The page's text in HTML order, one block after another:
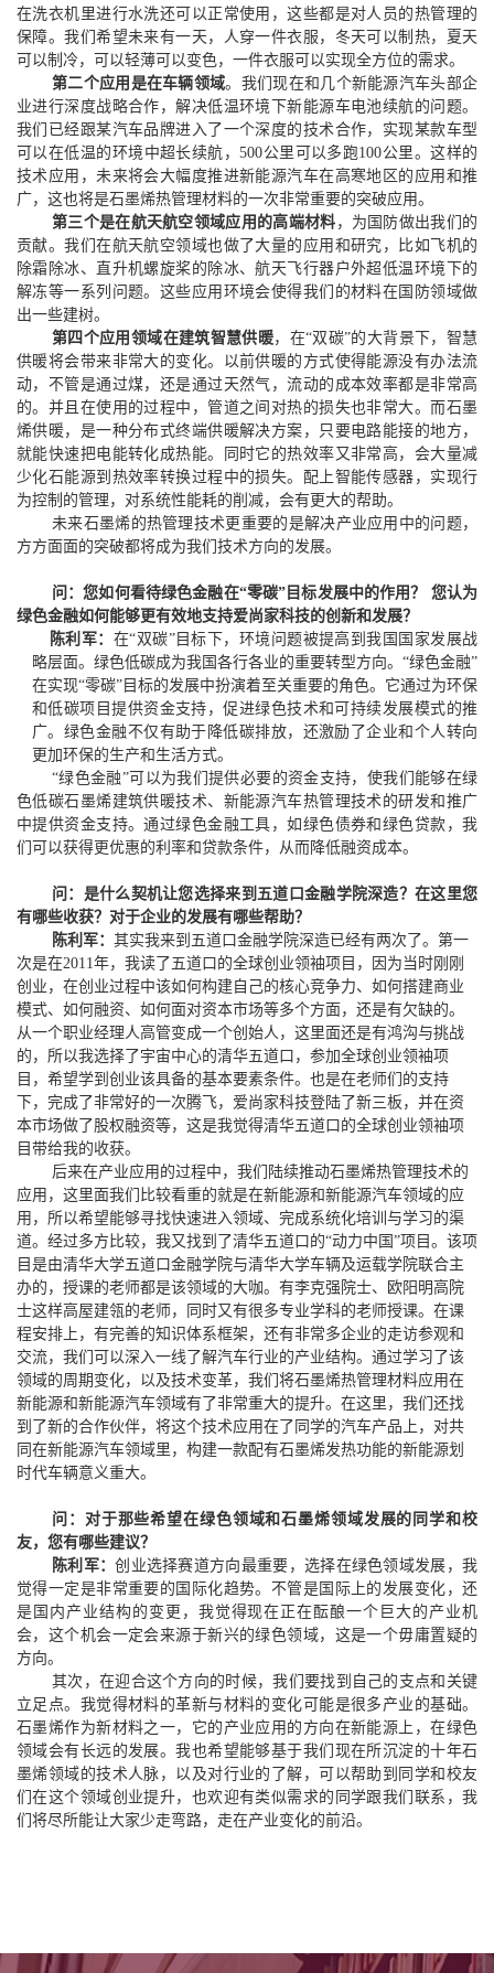
在洗衣机里进行水洗还可以正常使用，这些都是对人员的热管理的
保障。我们希望未来有一天，人穿一件衣服，冬天可以制热，夏天
可以制冷，可以轻薄可以变色，一件衣服可以实现全方位的需求。
第二个应用是在车辆领域。我们现在和几个新能源汽车头部企
业进行深度战略合作，解决低温环境下新能源车电池续航的问题。
我们已经跟某汽车品牌进入了一个深度的技术合作，实现某款车型
可以在低温的环境中超长续航，500公里可以多跑100公里。这样的
技术应用 ，未来将会大幅度推进新能源汽车在高寒地区的应用和推
广，这也将是石墨烯热管理材料的一次非常重要的突破应用。
第三个是在航天航空领域应用的高端材料 ，为国防做出我们的
贡献。我们在航天航空领域也做了大量的应用和研究，比如飞机的
除霜除冰、直升机螺旋桨的除冰、航天飞行器户外超低温环境下的
解冻等一系列问题。这些应用环境会使得我们的材料在国防领域做
出一些建树。
第四个应用领域在建筑智慧供暖，在“双碳”的大背景下，智慧
供暖将会带来非常大的变化。以前供暖的方式使得能源没有办法流
动，不管是通过煤，还是通过天然气，流动的成本效率都是非常高
的。并且在使用的过程中，管道之间对热的损失也非常大。而石墨
烯供暖，是一种分布式终端供暖解决方案，只要电路能接的地方，
就能快速把电能转化成热能。同时它的热效率又非常高，会大量减
少化石能源到热效率转换过程中的损失。配上智能传感器，实现行
为控制的管理，对系统性能耗的削减，会有更大的帮助。
未来石墨烯的热管理技术更重要的是解决产业应用中的问题，
方方面面的突破都将成为我们技术方向的发展。
问：您如何看待绿色金融在“零碳”目标发展中的作用？ 您认为
绿色金融如何能够更有效地支持爱尚家科技的创新和发展？
陈利军： 在“双碳”目标下，环境问题被提高到我国国家发展战
略层面。 绿色低碳成为我国各行各业的重要转型方向。 “绿色金融”
在实现“零碳”目标的发展中扮演着至关重要的角色。它通过为环保
和低碳项目提供资金支持，促进绿色技术和可持续发展模式的推
广。绿色金融不仅有助于降低碳排放，还激励了企业和个人转向
更加环保的生产和生活方式。
“绿色金融”可以为我们提供必要的资金支持，使我们能够在绿
色低碳石墨烯建筑供暖技术、新能源汽车热管理技术的研发和推广
中提供资金支持。通过绿色金融工具，如绿色债券和绿色贷款，我
们可以获得更优惠的利率和贷款条件，从而降低融资成本。
问：是什么契机让您选择来到五道口金融学院深造？在这里您
有哪些收获？对于企业的发展有哪些帮助？
陈利军： 其实我来到五道口金融学院深造已经有两次了。第一
次是在2011年， 我读了五道口的全球创业领袖项目，因为当时刚刚
创业，在创业过程中该如何构建自己的核心竞争力、 如何搭建商业
模式、 如何融资、 如何面对资本市场等多个方面，还是有欠缺的。
从一个职业经理人高管变成一个创始人 ， 这里面还是有鸿沟与挑战
的， 所以我选择了宇宙中心的清华五道口，参加全球创业领袖项
目 ， 希望学到创业该具备的基本要素条件。 也是在老师们的支持
下， 完成了非常好的一次腾飞，爱尚家科技登陆了新三板，并在资
本市场做了股权融资等，这是我觉得清华五道口的全球创业领袖项
目带给我的收获。
后来在产业应用的过程中，我们陆续推动石墨烯热管理技术的
应用，这里面我们比较看重的就是在新能源和新能源汽车领域的应
用，所以希望能够寻找快速进入领域、完成系统化培训与学习的渠
道。经过多方比较，我又找到了清华五道口的“动力中国”项目 。 该项
目是由清华大学五道口金融学院与清华大学车辆及运载学院联合主
办的，授课的老师都是该领域的大咖。 有李克强院士、欧阳明高院
士这样高屋建瓴的老师，同时又有很多专业学科的老师授课。在课
程安排 上， 有完善的知识体系框架 ，还有非常多企业的走访参观和
交流， 我们可以深入一线了解汽车行业的产业结构。通过学习了该
领域的周期变化，以及技术变革，我们将石墨烯热管理材料应用在
新能源和新能源汽车领域有了非常重大的提升。在这里，我们还找
到了新的合作伙伴，将这个技术应用在了同学的汽车产品上，对共
同在新能源汽车领域里，构建一款配有石墨烯发热功能的新能源划
时代车辆意义重大。
问：对于那些希望在绿色领域和石墨烯领域发展的同学和校
友，您有哪些建议？
陈利军：创业选择赛道方向最重要，选择在绿色领域发展，我
觉得一定是非常重要的国际化趋势。不管是国际上的发展变化，还
是国内产业结构的变更，我觉得现在正在酝酿一个巨大的产业机
会，这个机会一定会来源于新兴的绿色领域，这是一个毋庸置疑的
方向。
其次，在迎合这个方向的时候，我们要找到自己的支点和关键
立足点。我觉得材料的革新与材料的变化可能是很多产业的基础。
石墨烯作为新材料之一，它的产业应用的方向在新能源上，在绿色
领域会有长远的发展。我也希望能够基于我们现在所沉淀的十年石
墨烯领域的技术人脉，以及对行业的了解，可以帮助到同学和校友
们在这个领域创业提升，也欢迎有类似需求的同学跟我们联系，我
们将尽所能让大家少走弯路，走在产业变化的前沿。